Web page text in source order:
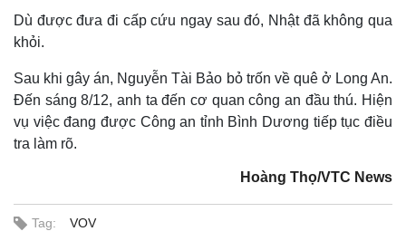
Thế giới
Quan sát
Multimedia
Ảnh
E-Magazine
Infographic
Dù được đưa đi cấp cứu ngay sau đó, Nhật đã không qua
khỏi.
Sau khi gây án, Nguyễn Tài Bảo bỏ trốn về quê ở Long An.
Đến sáng 8/12, anh ta đến cơ quan công an đầu thú. Hiện
vụ việc đang được Công an tỉnh Bình Dương tiếp tục điều
tra làm rõ.
Hoàng Thọ/VTC News
Tag: VOV